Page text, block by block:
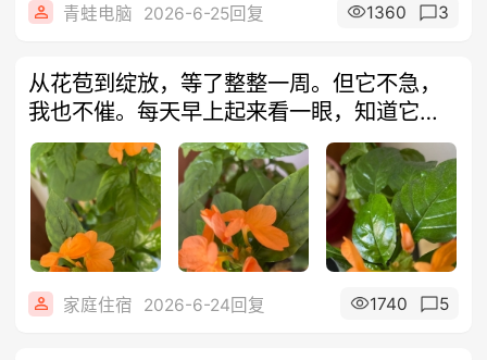
青蛙电脑 2026-6-25回复 1360 3
从花苞到绽放，等了整整一周。但它不急，
我也不催。每天早上起来看一眼，知道它在
慢慢
家庭住宿 2026-6-24回复 1740 5